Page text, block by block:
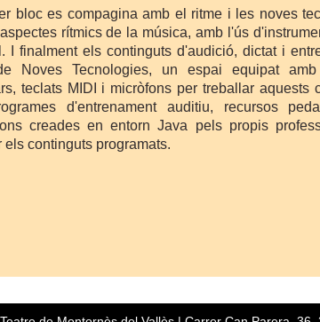
bloc es compagina amb el ritme i les noves
rítmics de la música, amb l'ús
I finalment els continguts d'audició, dictat i
Noves Tecnologies, un espai equipat
teclats MIDI i micròfons per treballar aquests
d'entrenament auditiu, recursos
creades en entorn Java pels propis
els continguts programats.